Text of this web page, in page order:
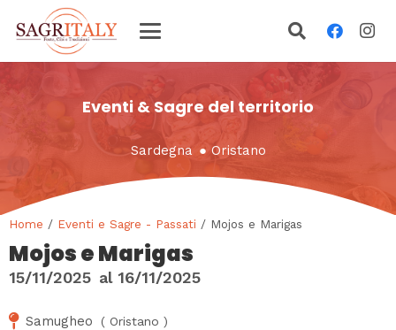
Eventi & Sagre del territorio
Sardegna ● Oristano
Home / Eventi e Sagre - Passati / Mojos e Marigas
Mojos e Marigas
15/11/2025 al 16/11/2025
Samugheo ( Oristano )